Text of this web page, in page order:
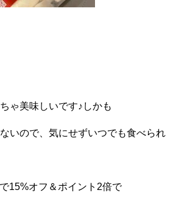
ゃ美味しいです♪しかも
いので、気にせずいつでも食べられ
15%オフ＆ポイント2倍で